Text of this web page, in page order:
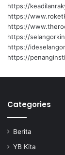
https://
https://
https://
https://
https://
https://
Categories
Berita
YB Kita